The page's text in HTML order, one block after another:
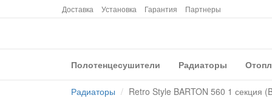
Доставка Установка Гарантия Партнеры
Полотенцесушители Радиаторы
Радиаторы Retro Style BARTON 560 1 секция